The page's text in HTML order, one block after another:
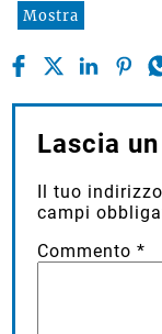
Mostra
Lascia
Il tuo
campi
Commento*